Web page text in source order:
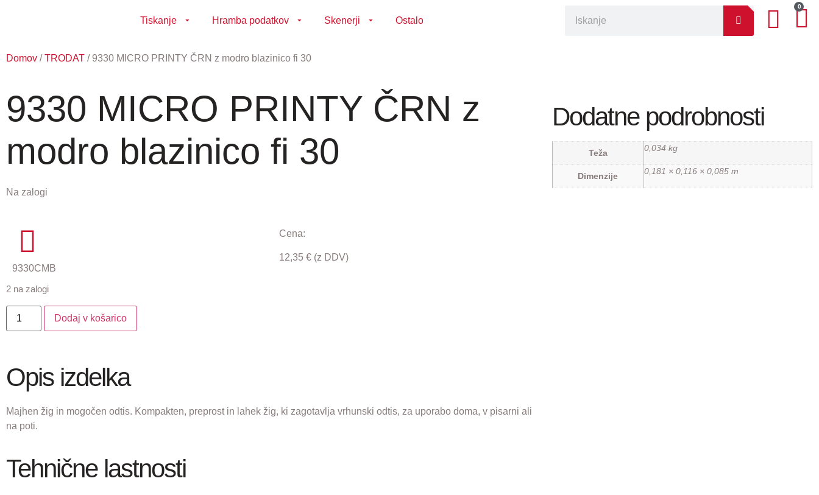
Tiskanje Hramba podatkov Skenerji Ostalo
0
Domov /TRODAT / 9330 MICRO PRINTY ČRN z modro blazinico fi 30
9330 MICRO PRINTY ČRN z
modro blazinico fi 30
Na zalogi
9330CMB
Cena:
12,35 €(z DDV)
2 na zalogi
Dodaj v košarico
Opis izdelka
Majhen žig in mogočen odtis. Kompakten, preprost in lahek žig, ki zagotavlja vrhunski odtis, za uporabo doma, v pisarni ali
na poti.
Tehnične lastnosti
Dodatne podrobnosti
Teža 0,034 kg
Dimenzije 0,181 × 0,116 × 0,085 m